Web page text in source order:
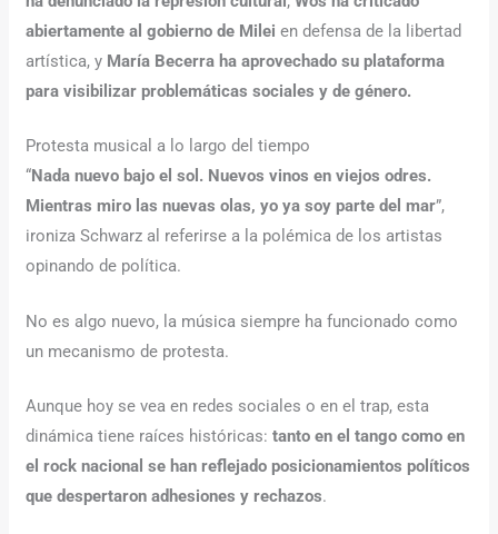
abiertamente al gobierno de Mileien defensa de la libertad
artística, y María Becerra ha aprovechado su plataforma
para visibilizar problemáticas sociales y de género.
Protesta musical a lo largo del tiempo
“Nada nuevo bajo el sol. Nuevos vinos en viejos odres.
Mientras miro las nuevas olas, yo ya soy parte del mar”,
ironiza Schwarz al referirse a la polémica de los artistas
opinando de política.
No es algo nuevo, la música siempre ha funcionado como
un mecanismo de protesta.
Aunque hoy se vea en redes sociales o en el trap, esta
dinámica tiene raíces históricas:tanto en el tango como en
el rock nacional se han reflejado posicionamientos políticos
que despertaron adhesiones y rechazos.